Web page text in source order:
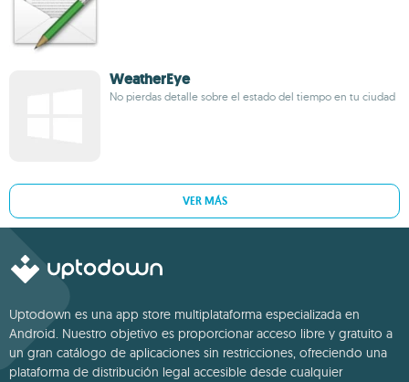
WeatherEye
No pierdas detalle sobre el estado del tiempo en tu ciudad
VER MÁS
Uptodown es una app store multiplataforma especializada en
Android. Nuestro objetivo es proporcionar acceso libre y gratuito a
un gran catálogo de aplicaciones sin restricciones, ofreciendo una
plataforma de distribución legal accesible desde cualquier